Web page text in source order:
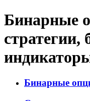
Бинарные
стратегии,
Бинарные